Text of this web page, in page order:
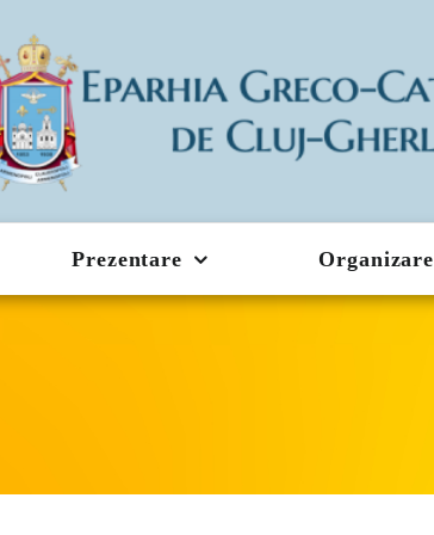
Prezentare Organizare